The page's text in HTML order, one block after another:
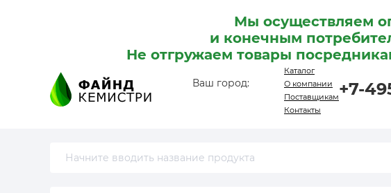
Мы осуществляем
и конечным
Не отгружаем товары
Ваш город:
Каталог
О компании
Поставщикам
Контакты
+7-